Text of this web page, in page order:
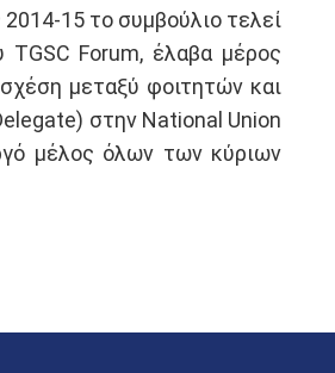
15 το συμβούλιο τελεί
Forum, έλαβα μέρος
μεταξύ φοιτητών και
στην Νational Union
μέλος όλων των κύριων